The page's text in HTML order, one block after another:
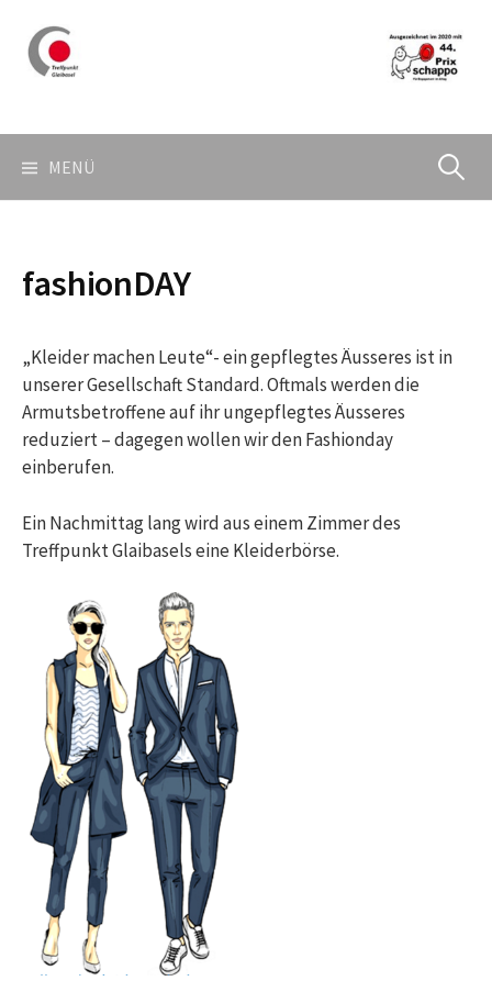
zum
Inhalt
MENÜ Suchen
fashionDAY
„Kleider machen Leute“- ein gepflegtes Äusseres ist in
unserer Gesellschaft Standard. Oftmals werden die
Armutsbetroffene auf ihr ungepflegtes Äusseres
reduziert – dagegen wollen wir den Fashionday
einberufen.
Ein Nachmittag lang wird aus einem Zimmer des
Treffpunkt Glaibasels eine Kleiderbörse.